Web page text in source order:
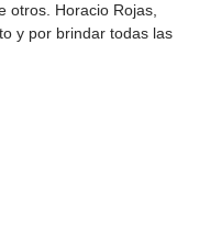
otros. Horacio Rojas,
y por brindar todas las